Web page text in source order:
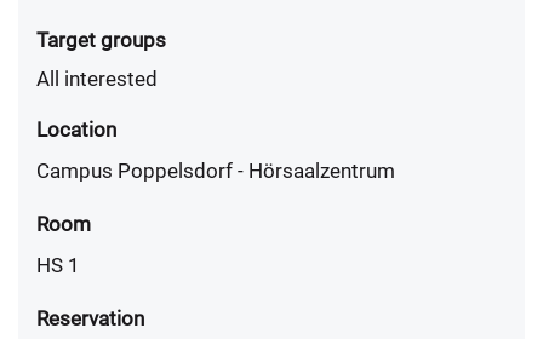
Target groups
All interested
Location
Campus Poppelsdorf - Hörsaalzentrum
Room
HS 1
Reservation